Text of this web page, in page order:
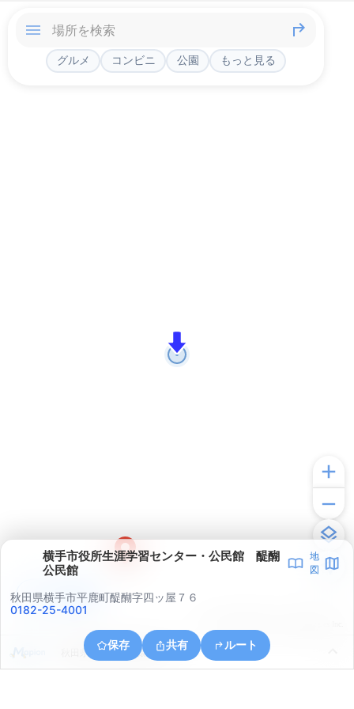
グルメ コンビニ 公園 もっと見る
横手市役所生涯学習センター・公民館 醍醐
公民館
地
図
秋田県横手市平鹿町醍醐字四ッ屋７６
0182-25-4001
保存 共有 ルート
秋田県横手市柳田猿田小屋
アプリで見る